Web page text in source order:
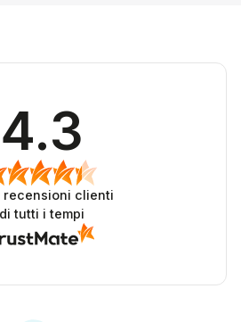
4.3
recensioni clienti
di tutti i tempi